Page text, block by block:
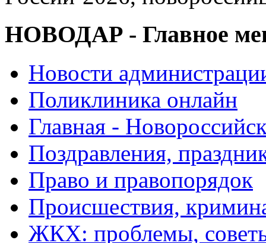
НОВОДАР - Главное
Новости
Поликлиника онлайн
Главная -
Поздравления,
Право и правопорядок
Происшествия,
ЖКХ: проблемы,